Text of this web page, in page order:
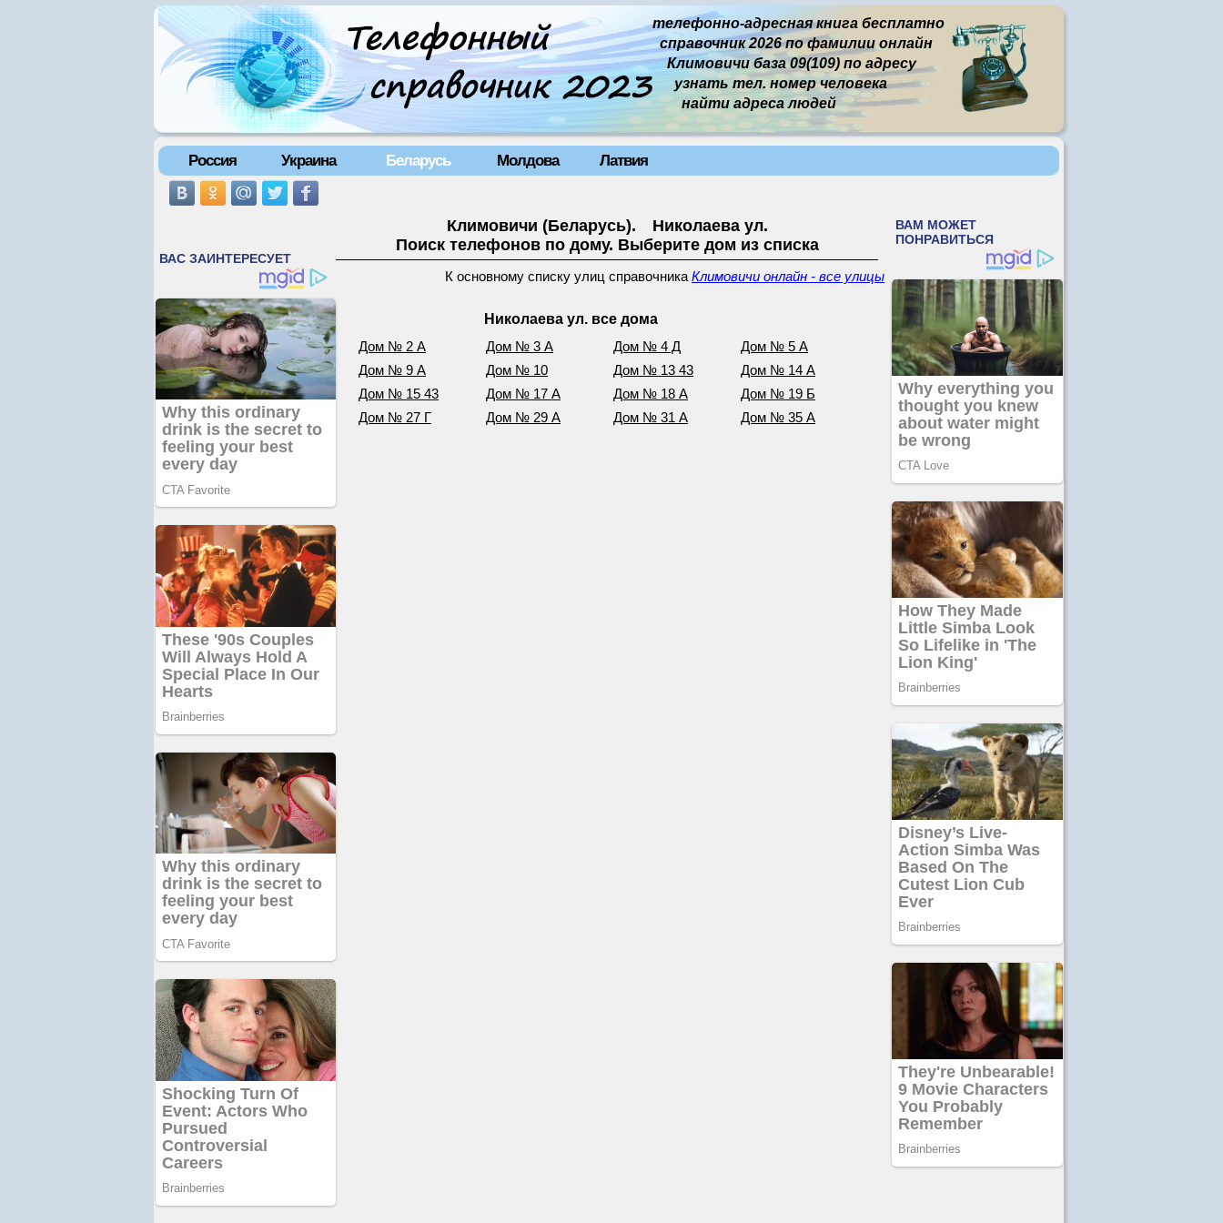
телефонно-адресная книга бесплатно
справочник 2026 по фамилии онлайн
Климовичи база 09(109) по адресу
узнать тел. номер человека
найти адреса людей
Россия Украина Беларусь Молдова Латвия
Климовичи (Беларусь). Николаева ул.
Поиск телефонов по дому. Выберите дом из списка
К основному списку улиц справочника Климовичи онлайн - все улицы
Николаева ул. все дома
Дом № 2 А Дом № 3 А Дом № 4 Д
Дом № 5 А
Дом № 9 А
Дом № 10 Дом № 13 43
Дом № 14 А
Дом № 15 43
Дом № 17 А Дом № 18 А
Дом № 19 Б
Дом № 27 Г
Дом № 29 А Дом № 31 А Дом № 35 А